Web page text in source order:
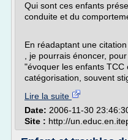
Qui sont ces enfants
conduite et du
En réadaptant une
, je pourrais énoncer,
"évoquer les enfants
catégorisation, souvent
Lire la suite
Date: 2006-11-30
Site : http://